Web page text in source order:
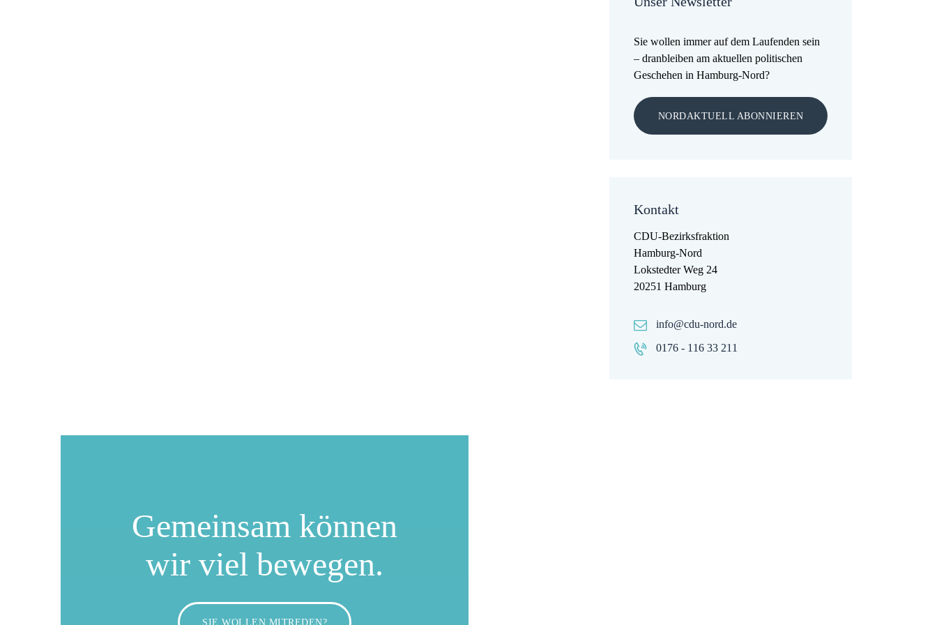
Sie wollen immer auf dem Laufenden sein
– dranbleiben am aktuellen politischen
Geschehen in Hamburg-Nord?
NORDAKTUELL ABONNIEREN
Kontakt
CDU-Bezirksfraktion
Hamburg-Nord
Lokstedter Weg 24
20251 Hamburg
info@cdu-nord.de
0176 - 116 33 211
Gemeinsam können
wir viel bewegen.
SIE WOLLEN MITREDEN?